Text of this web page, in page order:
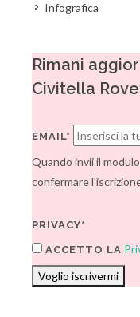
Infografica
Rimani
Civitella
EMAIL*
Quando invii il
confermare
PRIVACY*
ACCETTO LA
Voglio iscrivermi